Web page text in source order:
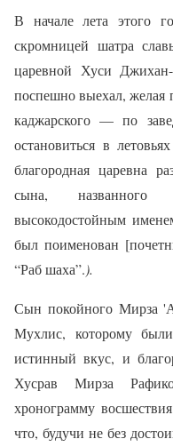
В начале лета этого
скромницей шатра
царевной Хуси
поспешно выехал, желая
каджарского — по
остановиться в летовьях
благородная царевна
сына,
высокодостойным
был поименован
“Раб шаха”.).
Сын покойного Мирза
Мухлис, которому
истинный вкус, и
Хусрав Мирза
хронограмму
что, будучи не без